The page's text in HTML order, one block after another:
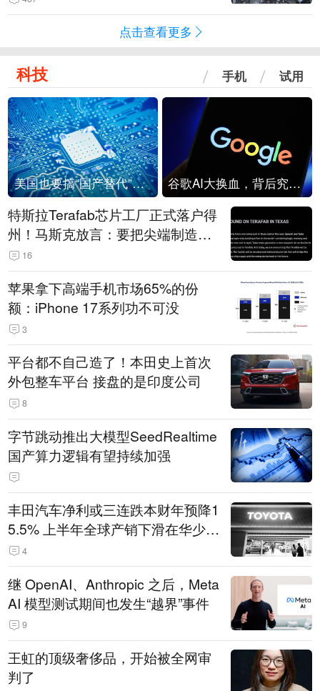
点击查看更多
科技 手机 试用
美国也要搞“国产替代”？先算清三笔账 谷歌AI大换血，背后究竟发生了什么？
特斯拉Terafab芯片工厂正式落户得
州！马斯克放言：要把尖端制造带
回美国
16
苹果拿下高端手机市场65%的份
额：iPhone 17系列功不可没
3
平台都不自己造了！本田史上首次
外包整车平台 接盘的是印度公司
8
字节跳动推出大模型SeedRealtime
国产算力逻辑有望持续加强
丰田汽车净利或三连跌本财年预降1
5.5% 上半年全球产销下滑在华少卖
14.3万辆
4
继 OpenAI、Anthropic 之后，Meta
AI 模型测试期间也发生“越界”事件
9
王虹的顶级奢侈品，开始被全网审
判了